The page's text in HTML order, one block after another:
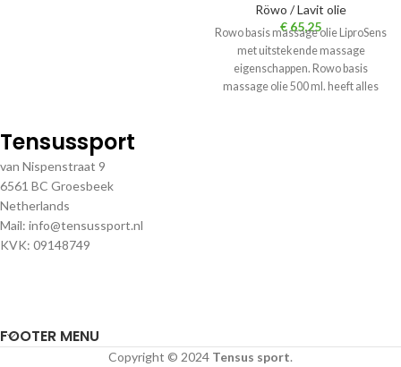
Röwo / Lavit olie
€ 65,25
Rowo basis massage olie LiproSens
met uitstekende massage
eigenschappen. Rowo basis
massage olie 500 ml. heeft alles
Tensussport
van Nispenstraat 9
6561 BC Groesbeek
Netherlands
Mail: info@tensussport.nl
KVK: 09148749
FOOTER MENU
Copyright © 2024 Tensus sport.